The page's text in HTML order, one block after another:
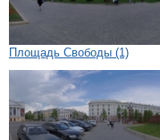
Площадь Свободы (1)